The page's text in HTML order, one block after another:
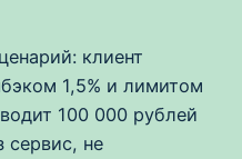
клиент
1,5% и лимитом
100 000 рублей
сервис, не